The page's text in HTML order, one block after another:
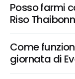
Posso farmi
Riso
Come
giornata di